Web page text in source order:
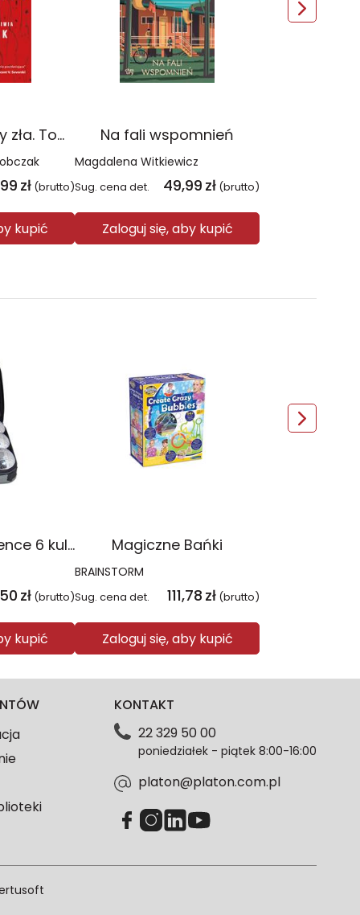
Czerwień. Kolory zła. Tom 1 wyd. 2025
zł (brutto)
kupić
Na fali wspomnień
Magdalena Witkiewicz
Sug. cena det. 49,99 zł (brutto)
Zaloguj się, aby kupić
Gra Boule Provence 6 kul Sunsport
zł (brutto)
kupić
Magiczne Bańki
BRAINSTORM
Sug. cena det. 111,78 zł (brutto)
Zaloguj się, aby kupić
KONTAKT
22 329 50 00
poniedziałek - piątek 8:00-16:00
platon@platon.com.pl